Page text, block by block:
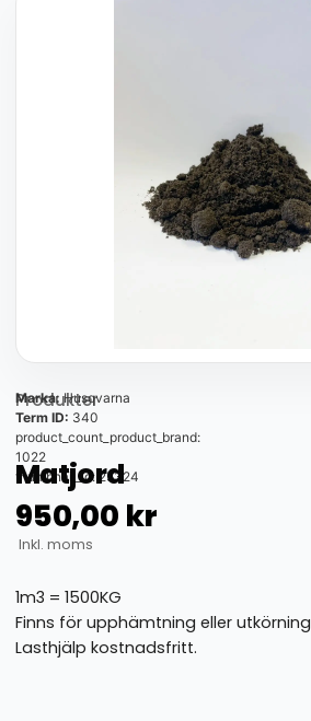
Produkter
Marka: Husqvarna
Term ID: 340
product_count_product_brand:
1022
thumbnail_id: 25324
Matjord
950,00 kr
Inkl. moms
1m3 = 1500KG
Finns för upphämtning eller utkörning
Lasthjälp kostnadsfritt.